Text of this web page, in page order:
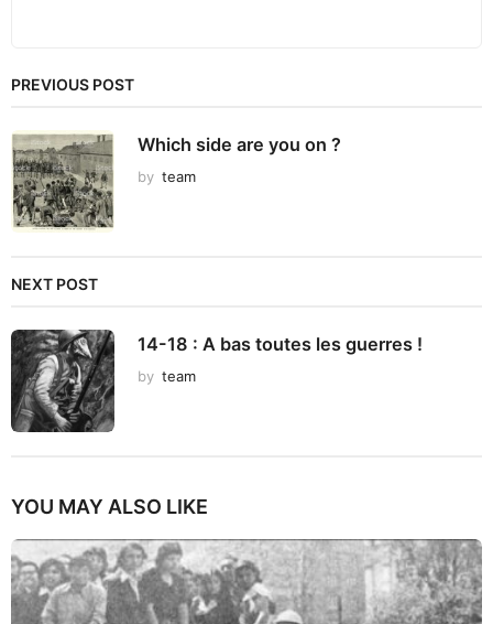
PREVIOUS POST
Which side are you on ?
by team
NEXT POST
14-18 : A bas toutes les guerres !
by team
YOU MAY ALSO LIKE